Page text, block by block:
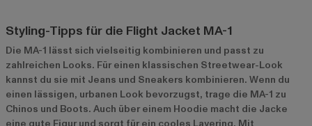
Styling-Tipps für die Flight Jacket MA-1
Die MA-1 lässt sich vielseitig kombinieren und passt zu
zahlreichen Looks. Für einen klassischen Streetwear-Look
kannst du sie mit Jeans und Sneakers kombinieren. Wenn du
einen lässigen, urbanen Look bevorzugst, trage die MA-1 zu
Chinos und Boots. Auch über einem Hoodie macht die Jacke
eine gute Figur und sorgt für ein cooles Layering. Mit